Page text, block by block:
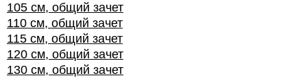
105 см, общий зачет
110 см, общий зачет
115 см, общий зачет
120 см, общий зачет
130 см, общий зачет